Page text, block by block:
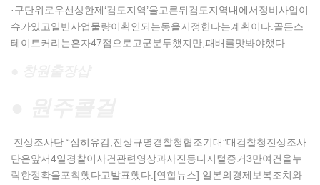
·구단위로우선상한제‘검토지역’을고른뒤검토지역내에서정비사업이
슈가있고일반사업물량이확인되는동을지정한다는계획이다.골든스
테이트커리는혼자47점으로고군분투했지만,패배를맛봐야했다.
진상조사단 “심히유감,진상규명경찰청협조기대”대검찰청진상조사
단은앞서4일경찰이사건관련영상과사진등디지털증거3만여건을누
락한정확을포착했다고발표했다.[연합뉴스] 일본의경제보복조치와